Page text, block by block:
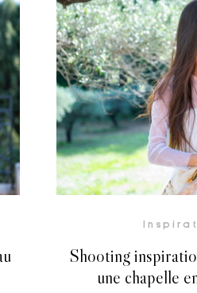
Shooting
une chapelle